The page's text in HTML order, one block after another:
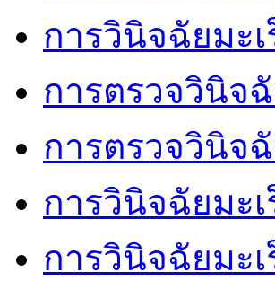
การวินิจฉัยมะ
การตรวจวินิจ
การตรวจวินิจ
การวินิจฉัยมะ
การวินิจฉัยมะ